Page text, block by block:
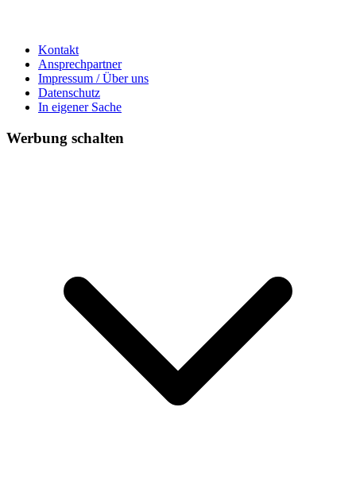
Kontakt
Ansprechpartner
Impressum / Über uns
Datenschutz
In eigener Sache
Werbung schalten